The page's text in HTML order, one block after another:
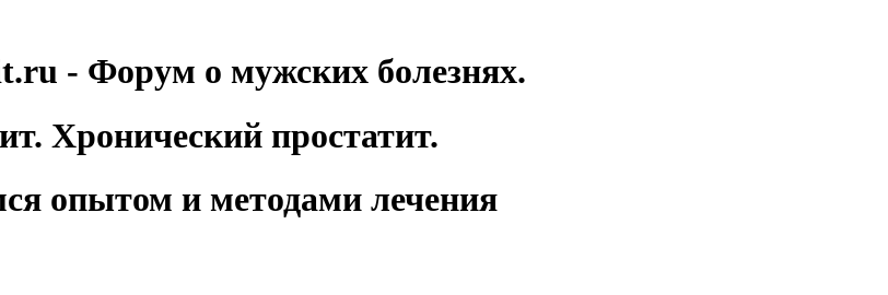
- Форум о мужских болезнях.
Хронический простатит.
опытом и методами лечения